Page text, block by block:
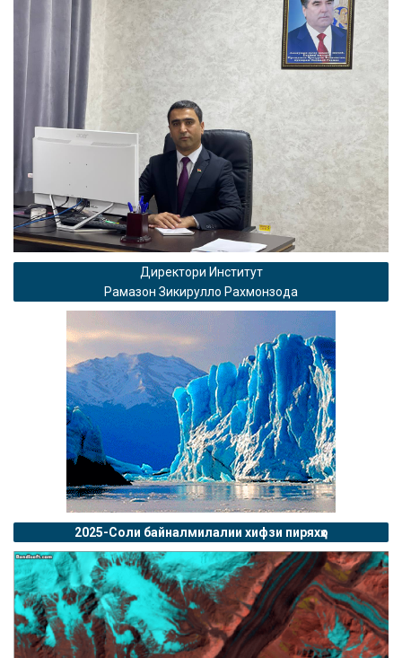
Директори Институт
Рамазон Зикирулло Рахмонзода
2025-Соли байналмилалии хифзи пиряхҳо